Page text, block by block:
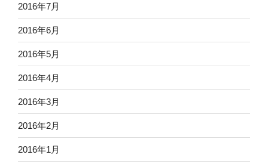
2016年7月
2016年6月
2016年5月
2016年4月
2016年3月
2016年2月
2016年1月